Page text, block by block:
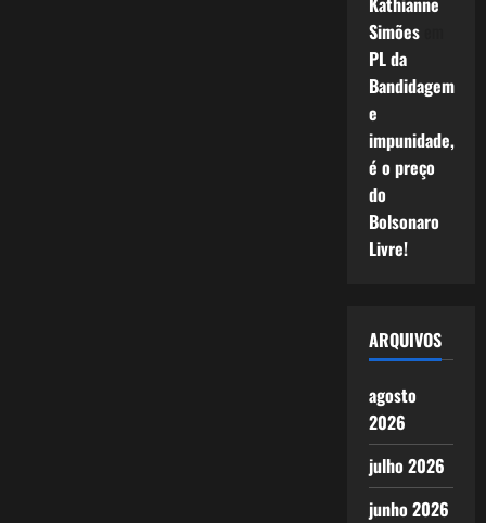
Simõesem
PL da
Bandidagem
e
impunidade,
é o preço
do
Bolsonaro
Livre!
ARQUIVOS
agosto
2026
julho 2026
junho 2026